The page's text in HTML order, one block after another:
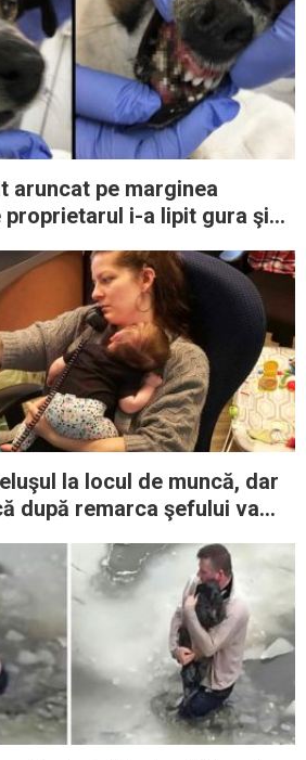
aruncat pe marginea
proprietarul i-a lipit gura şi
la locul de muncă, dar
după remarca şefului va